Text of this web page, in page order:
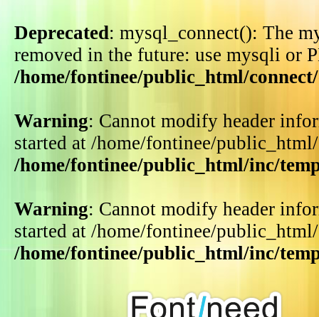
Deprecated: mysql_connect(): The
removed in the future: use mysqli or
/home/fontinee/public_html/
Warning: Cannot modify header
started at /home/fontinee/
/home/fontinee/public_html/inc/
Warning: Cannot modify header
started at /home/fontinee/
/home/fontinee/public_html/inc/